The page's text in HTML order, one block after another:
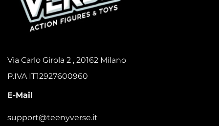
Via Carlo Girola 2 , 20162 Milano
P.IVA IT12927600960
E-Mail
support@teenyverse.it